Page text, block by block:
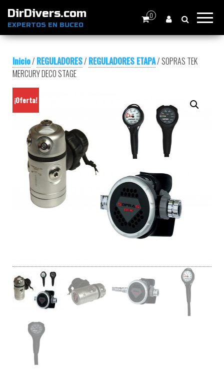
DirDivers.com
EXPERTOS EN BUCEO
0
Inicio/ REGULADORES/ REGULADORES ETAPA/ SOPRAS TEK
MERCURY DECO STAGE
¡Oferta!